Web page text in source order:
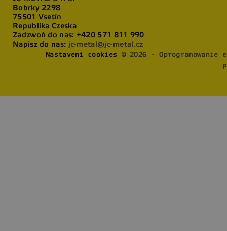
Bobrky 2298
75501 Vsetín
Republika Czeska
Zadzwoń do nas: +420 571 811 990
Napisz do nas: jc-metal@jc-metal.cz
Nastavení cookies
© 2026 - Oprogramowanie